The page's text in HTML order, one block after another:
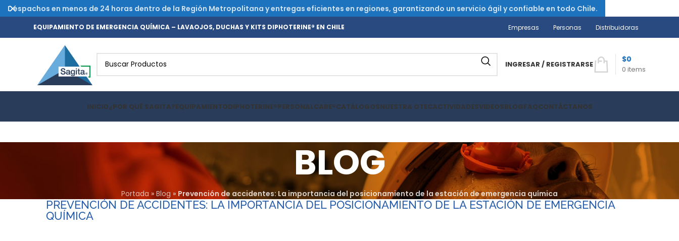
EQUIPAMIENTO DE EMERGENCIA QUÍMICA – LAVAOJOS, DUCHAS Y KITS DIPHOTERINE® EN CHILE Empresas Personas Distribuidoras
INGRESAR / REGISTRARSE
0 items
$0
INICIO¿POR QUÉ SAGITA?EQUIPAMIENTODIPHOTERINE®PERSONALCARE®CATÁLOGOSNUESTRA OTECACTIVIDADESVIDEOSBLOGFAQCONTÁCTANOS
BLOG
Portada » Blog » Prevención de accidentes: La importancia del posicionamiento de la estación de emergencia química
PREVENCIÓN DE ACCIDENTES: LA IMPORTANCIA DEL POSICIONAMIENTO DE LA ESTACIÓN DE EMERGENCIA
QUÍMICA
Despachos en menos de 24 horas dentro de la Región Metropolitana y entregas eficientes en regiones, garantizando un servicio ágil y confiable en todo Chile.